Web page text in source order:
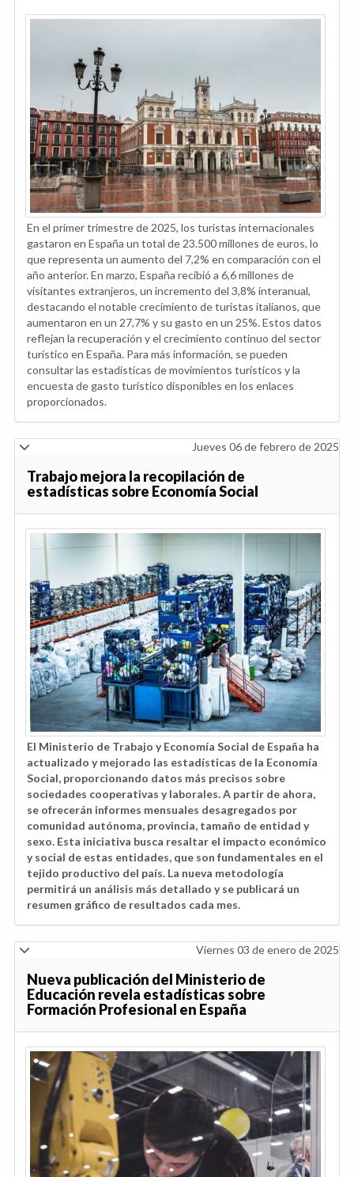
En el primer trimestre de 2025, los turistas internacionales
gastaron en España un total de 23.500 millones de euros, lo
que representa un aumento del 7,2% en comparación con el
año anterior. En marzo, España recibió a 6,6 millones de
visitantes extranjeros, un incremento del 3,8% interanual,
destacando el notable crecimiento de turistas italianos, que
aumentaron en un 27,7% y su gasto en un 25%. Estos datos
reflejan la recuperación y el crecimiento continuo del sector
turístico en España. Para más información, se pueden
consultar las estadísticas de movimientos turísticos y la
encuesta de gasto turístico disponibles en los enlaces
proporcionados.
Jueves 06 de febrero de 2025
Trabajo mejora la recopilación de
estadísticas sobre Economía Social
El Ministerio de Trabajo y Economía Social de España ha
actualizado y mejorado las estadísticas de la Economía
Social, proporcionando datos más precisos sobre
sociedades cooperativas y laborales. A partir de ahora,
se ofrecerán informes mensuales desagregados por
comunidad autónoma, provincia, tamaño de entidad y
sexo. Esta iniciativa busca resaltar el impacto económico
y social de estas entidades, que son fundamentales en el
tejido productivo del país. La nueva metodología
permitirá un análisis más detallado y se publicará un
resumen gráfico de resultados cada mes.
Viernes 03 de enero de 2025
Nueva publicación del Ministerio de
Educación revela estadísticas sobre
Formación Profesional en España